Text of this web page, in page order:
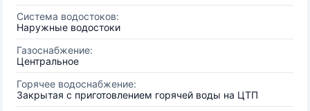
Система водостоков:
Наружные водостоки
Газоснабжение:
Центральное
Горячее водоснабжение:
Закрытая с приготовлением горячей воды на ЦТП